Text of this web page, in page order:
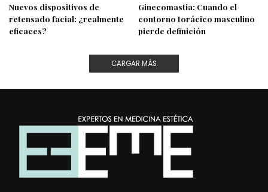
Nuevos dispositivos de
retensado facial: ¿realmente
eficaces?
Ginecomastia: Cuando el
contorno torácico masculino
pierde definición
CARGAR MÁS